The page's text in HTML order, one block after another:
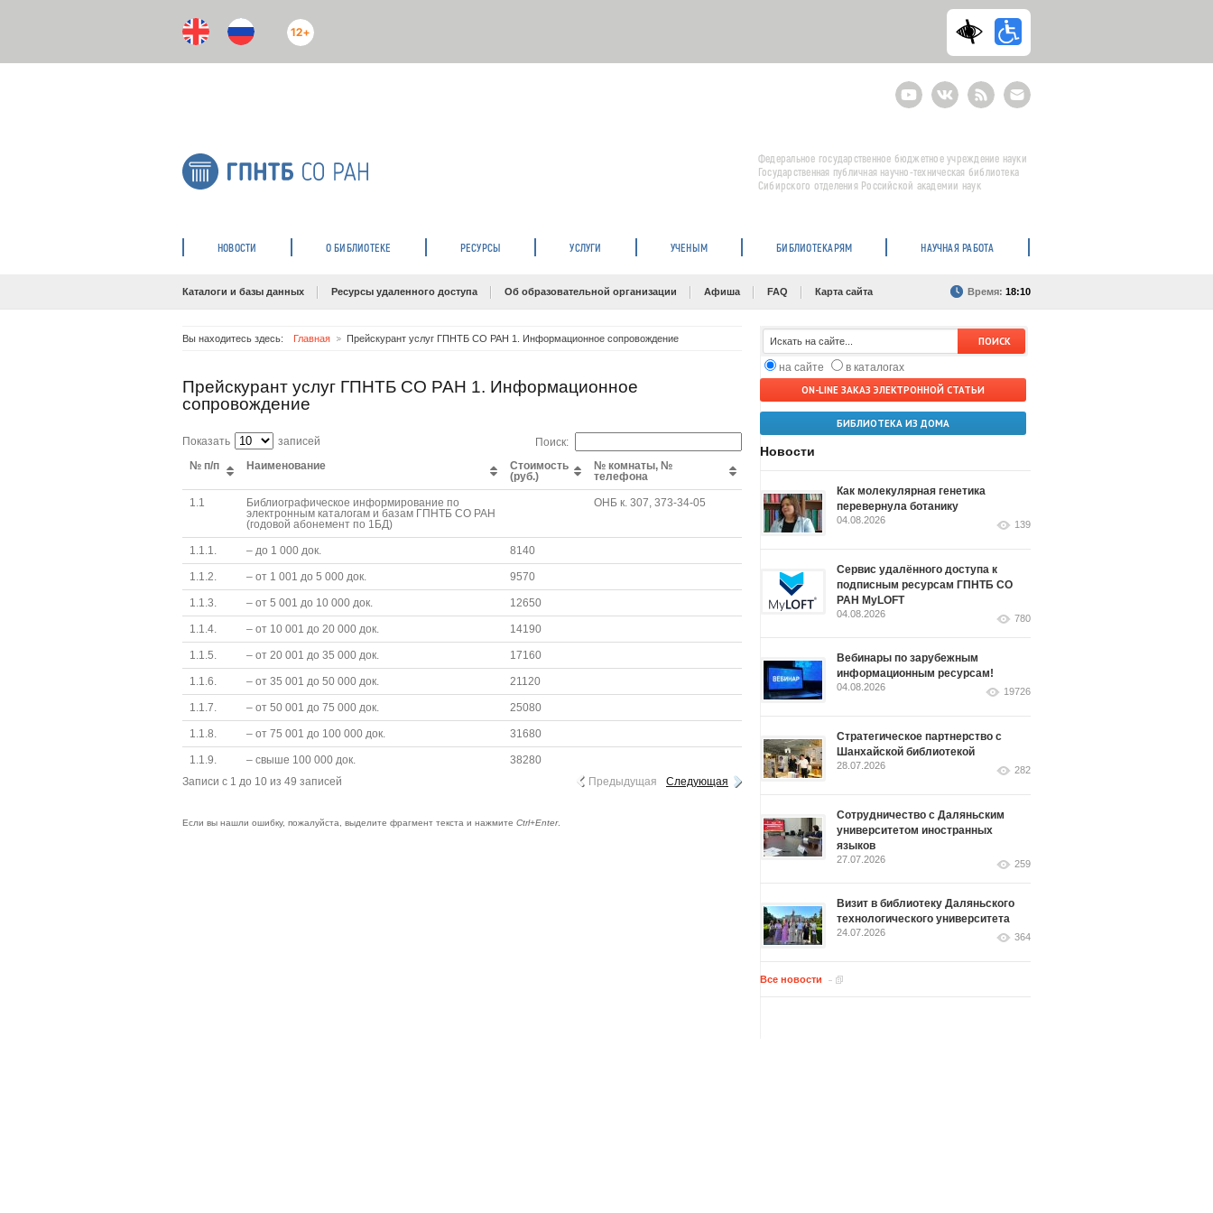
12+
YoutubeВКонтактеRSS
E-
mail
подписка
Федеральное государственное бюджетное учреждение науки
Государственная публичная научно-техническая библиотека
Сибирского отделения Российской академии наук
НОВОСТИ О БИБЛИОТЕКЕ РЕСУРСЫ УСЛУГИ УЧЕНЫМ БИБЛИОТЕКАРЯМ НАУЧНАЯ РАБОТА
Каталоги и базы данных Ресурсы удаленного доступа Об образовательной организации Афиша FAQ Карта сайта Время: 18:10
Вы находитесь здесь: Главная Прейскурант услуг ГПНТБ СО РАН 1. Информационное сопровождение
Прейскурант услуг ГПНТБ СО РАН 1. Информационное
сопровождение
Показать записей
Поиск:
№ п/п
Наименование
Стоимость
(руб.)
№ комнаты, №
телефона
1.1
Библиографическое информирование по
электронным каталогам и базам ГПНТБ СО РАН
(годовой абонемент по 1БД)
ОНБ к. 307, 373-34-05
1.1.1. – до 1 000 док. 8140
1.1.2. – от 1 001 до 5 000 док. 9570
1.1.3. – от 5 001 до 10 000 док. 12650
1.1.4. – от 10 001 до 20 000 док. 14190
1.1.5. – от 20 001 до 35 000 док. 17160
1.1.6. – от 35 001 до 50 000 док. 21120
1.1.7. – от 50 001 до 75 000 док. 25080
1.1.8. – от 75 001 до 100 000 док. 31680
1.1.9. – свыше 100 000 док.
38280
Записи с 1 до 10 из 49 записей
Предыдущая Следующая
Если вы нашли ошибку, пожалуйста, выделите фрагмент текста и нажмите Ctrl+Enter.
на сайте
в каталогах
ON-LINE ЗАКАЗ ЭЛЕКТРОННОЙ СТАТЬИ
БИБЛИОТЕКА ИЗ ДОМА
Новости
Как молекулярная генетика
перевернула ботанику
04.08.2026 139
Сервис удалённого доступа к
подписным ресурсам ГПНТБ СО
РАН MyLOFT
04.08.2026 780
Вебинары по зарубежным
информационным ресурсам!
04.08.2026 19726
Стратегическое партнерство с
Шанхайской библиотекой
28.07.2026 282
Сотрудничество с Даляньским
университетом иностранных
языков
27.07.2026 259
Визит в библиотеку Даляньского
технологического университета
24.07.2026 364
Все новости